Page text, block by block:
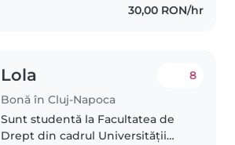
30,00 RON/hr
Lola
Bonă în Cluj-Napoca
8
Sunt studentă la Facultatea de
Drept din cadrul Universității